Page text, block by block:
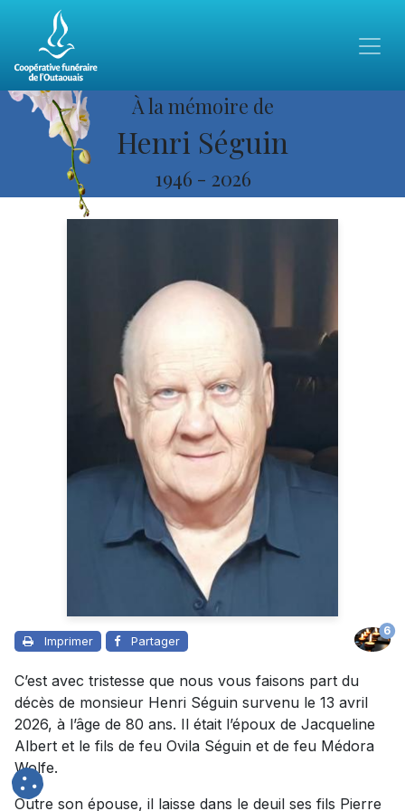
À la mémoire de
Henri Séguin
1946 - 2026
Imprimer Partager
6
C’est avec tristesse que nous vous faisons part du
décès de monsieur Henri Séguin survenu le 13 avril
2026, à l’âge de 80 ans. Il était l’époux de Jacqueline
Albert et le fils de feu Ovila Séguin et de feu Médora
Wolfe.
Outre son épouse, il laisse dans le deuil ses fils Pierre